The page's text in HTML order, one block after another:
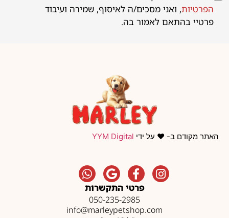
הפרטיות, ואני מסכים/ה לאיסוף, שמירה ועיבוד
פרטיי בהתאם לאמור בה.
האתר מקודם ב- ❤️ על ידי YYM Digital
פרטי התקשרות
050-235-2985
info@marleypetshop.com